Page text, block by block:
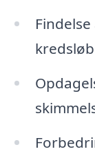
kredsløb